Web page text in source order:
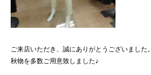
ご来店いただき、誠にありがとうございました。
秋物を多数ご用意致しました♪